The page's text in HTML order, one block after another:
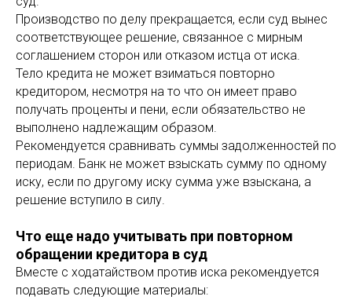
Производство по делу прекращается, если суд вынес
соответствующее решение, связанное с мирным
соглашением сторон или отказом истца от иска.
Тело кредита не может взиматься повторно
кредитором, несмотря на то что он имеет право
получать проценты и пени, если обязательство не
выполнено надлежащим образом.
Рекомендуется сравнивать суммы задолженностей по
периодам. Банк не может взыскать сумму по одному
иску, если по другому иску сумма уже взыскана, а
решение вступило в силу.
Что еще надо учитывать при повторном
обращении кредитора в суд
Вместе с ходатайством против иска рекомендуется
подавать следующие материалы: